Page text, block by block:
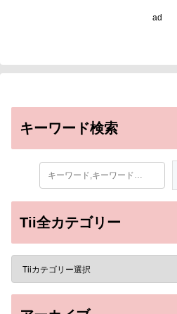
ad
キーワード検索
Tii全カテゴリー